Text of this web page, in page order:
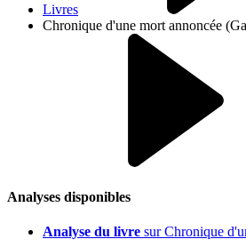
Livres
Chronique d'une mort annoncée
Analyses disponibles
Analyse du livre sur Chronique